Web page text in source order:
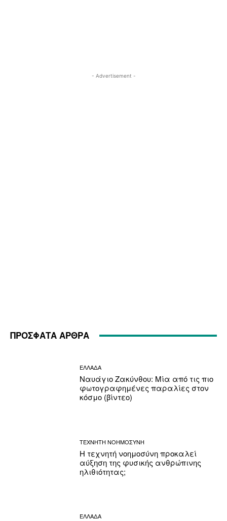
- Advertisement -
ΠΡΟΣΦΑΤΑ ΑΡΘΡΑ
ΕΛΛΑΔΑ
Ναυάγιο Ζακύνθου: Μία από τις πιο
φωτογραφημένες παραλίες στον
κόσμο (βίντεο)
ΤΕΧΝΗΤΗ ΝΟΗΜΟΣΥΝΗ
Η τεχνητή νοημοσύνη προκαλεί
αύξηση της φυσικής ανθρώπινης
ηλιθιότητας;
ΕΛΛΑΔΑ